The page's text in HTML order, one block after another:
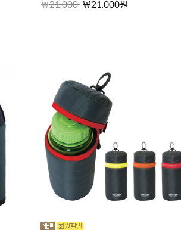
21,000 21,000원